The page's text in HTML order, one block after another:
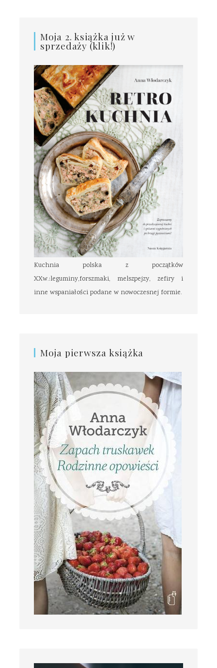
Moja 2. książka już w
sprzedaży (klik!)
Kuchnia polska z początków
XXw.:leguminy,forszmaki, melszpejzy, zefiry i
inne wspaniałości podane w nowoczesnej formie.
Moja pierwsza książka